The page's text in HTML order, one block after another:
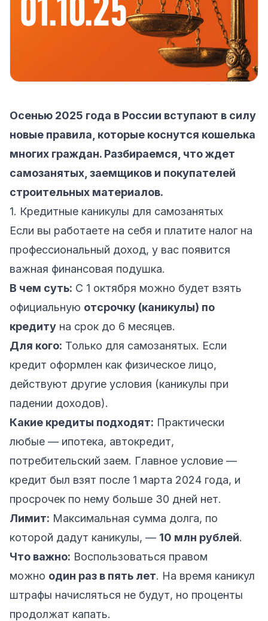
Осенью 2025 года в России вступают в силу
новые правила, которые коснутся кошелька
многих граждан. Разбираемся, что ждет
самозанятых, заемщиков и покупателей
строительных материалов.
1. Кредитные каникулы для самозанятых
Если вы работаете на себя и платите налог на
профессиональный доход, у вас появится
важная финансовая подушка.
В чем суть: С 1 октября можно будет взять
официальную отсрочку (каникулы) по
кредиту на срок до 6 месяцев.
Для кого: Только для самозанятых. Если
кредит оформлен как физическое лицо,
действуют другие условия (каникулы при
падении доходов).
Какие кредиты подходят: Практически
любые — ипотека, автокредит,
потребительский заем. Главное условие —
кредит был взят после 1 марта 2024 года, и
просрочек по нему больше 30 дней нет.
Лимит: Максимальная сумма долга, по
которой дадут каникулы, — 10 млн рублей.
Что важно: Воспользоваться правом
можно один раз в пять лет. На время каникул
штрафы начисляться не будут, но проценты
продолжат капать.